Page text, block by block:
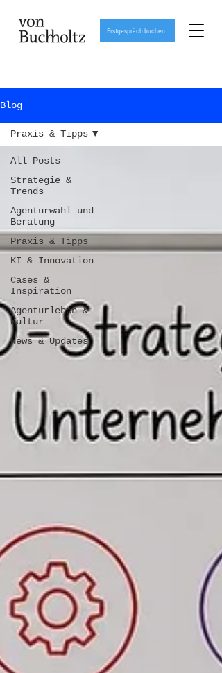
Erstgespräch buchen
Blog
All Posts
Strategie &
Trends
Agenturwahl und
Beratung
Praxis & Tipps
KI & Innovation
Cases &
Inspiration
Agenturleben &
Kultur
News & Updates
Praxis & Tipps